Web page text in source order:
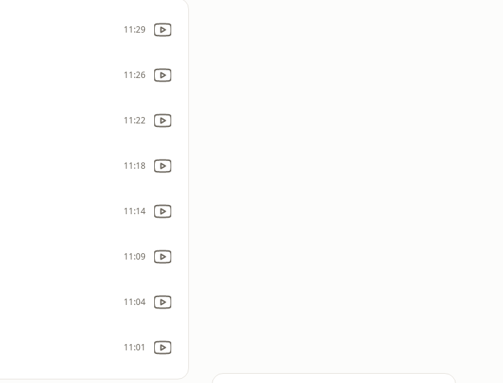
11:29
11:26
11:22
11:18
11:14
11:09
11:04
11:01